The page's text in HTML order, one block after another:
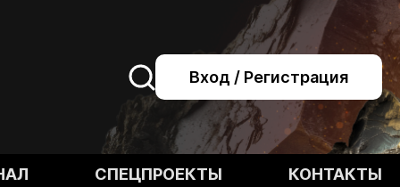
Вход / Регистрация
СПЕЦПРОЕКТЫ КОНТАКТЫ